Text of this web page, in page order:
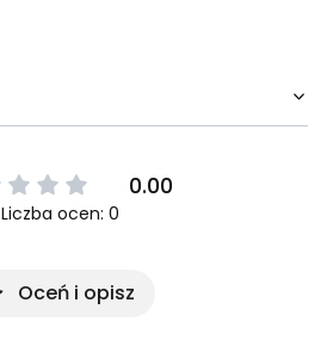
0.00
Liczba ocen: 0
Oceń i opisz